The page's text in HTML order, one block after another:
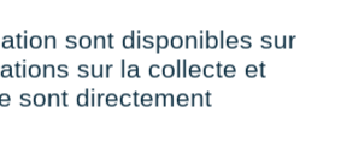
sont disponibles sur
sur la collecte et
sont directement